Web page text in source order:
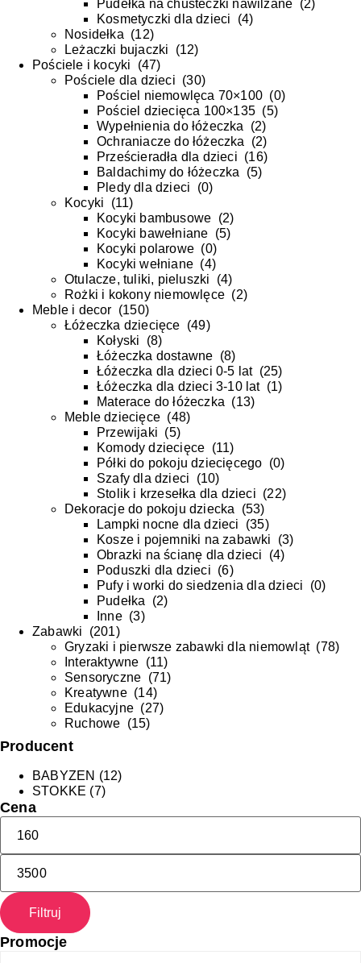
Pudełka na chusteczki nawilżane (2)
Kosmetyczki dla dzieci (4)
Nosidełka (12)
Leżaczki bujaczki (12)
Pościele i kocyki (47)
Pościele dla dzieci (30)
Pościel niemowlęca 70×100 (0)
Pościel dziecięca 100×135 (5)
Wypełnienia do łóżeczka (2)
Ochraniacze do łóżeczka (2)
Prześcieradła dla dzieci (16)
Baldachimy do łóżeczka (5)
Pledy dla dzieci (0)
Kocyki (11)
Kocyki bambusowe (2)
Kocyki bawełniane (5)
Kocyki polarowe (0)
Kocyki wełniane (4)
Otulacze, tuliki, pieluszki (4)
Rożki i kokony niemowlęce (2)
Meble i decor (150)
Łóżeczka dziecięce (49)
Kołyski (8)
Łóżeczka dostawne (8)
Łóżeczka dla dzieci 0-5 lat(25)
Łóżeczka dla dzieci 3-10 lat(1)
Materace do łóżeczka (13)
Meble dziecięce (48)
Przewijaki (5)
Komody dziecięce (11)
Półki do pokoju dziecięcego (0)
Szafy dla dzieci (10)
Stolik i krzesełka dla dzieci (22)
Dekoracje do pokoju dziecka (53)
Lampki nocne dla dzieci (35)
Kosze i pojemniki na zabawki (3)
Obrazki na ścianę dla dzieci (4)
Poduszki dla dzieci (6)
Pufy i worki do siedzenia dla dzieci (0)
Pudełka (2)
Inne(3)
Zabawki (201)
Gryzaki i pierwsze zabawki dla niemowląt(78)
Interaktywne (11)
Sensoryczne (71)
Kreatywne(14)
Edukacyjne (27)
Ruchowe (15)
Producent
BABYZEN (12)
STOKKE (7)
Cena
Filtruj
Promocje